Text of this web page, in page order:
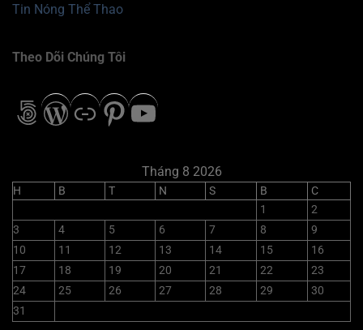
Tin Nóng Thể Thao
Theo Dõi Chúng Tôi
500px
WordPress
Liên kếtPinterest
Youtube
Tháng 8 2026
H B T N S B
C
1
2
3
4 5 6 7 8
9
10
11 12 13 14 15
16
17
18 19 20 21 22
23
24
25 26 27 28 29
30
31